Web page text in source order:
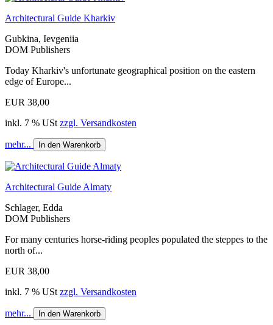
Architectural Guide Kharkiv
Gubkina, Ievgeniia
DOM Publishers
Today Kharkiv's unfortunate geographical position on the eastern
edge of Europe...
EUR 38,00
inkl. 7 % USt zzgl. Versandkosten
mehr... In den Warenkorb
Architectural Guide Almaty
Schlager, Edda
DOM Publishers
For many centuries horse-riding peoples populated the steppes to the
north of...
EUR 38,00
inkl. 7 % USt zzgl. Versandkosten
mehr... In den Warenkorb